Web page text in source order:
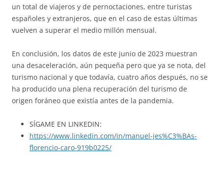
un total de viajeros y de pernoctaciones, entre turistas
españoles y extranjeros, que en el caso de estas últimas
vuelven a superar el medio millón mensual.
En conclusión, los datos de este junio de 2023 muestran
una desaceleración, aún pequeña pero que ya se nota, del
turismo nacional y que todavía, cuatro años después, no se
ha producido una plena recuperación del turismo de
origen foráneo que existía antes de la pandemia.
SÍGAME EN LINKEDIN:
https://www.linkedin.com/in/manuel-jes%C3%BAs-
florencio-caro-919b0225/